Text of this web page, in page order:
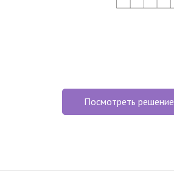
Посмотреть решение